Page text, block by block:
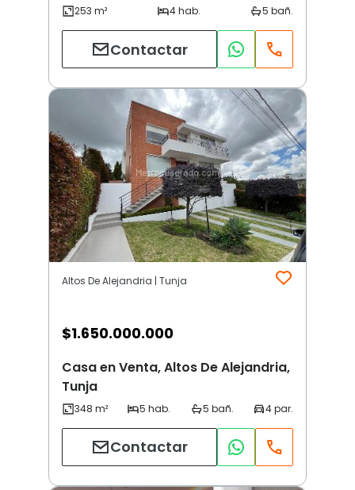
Contactar
Altos De Alejandria | Tunja
$1.650.000.000
Casa en Venta, Altos De Alejandria,
Tunja
Contactar